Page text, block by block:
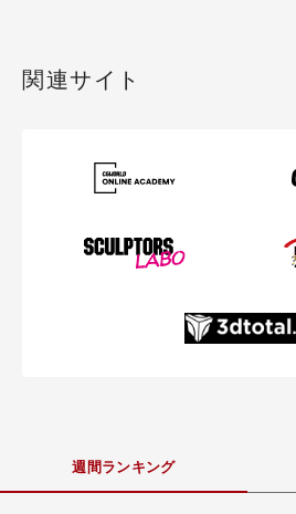
関連サイト
週間ランキング